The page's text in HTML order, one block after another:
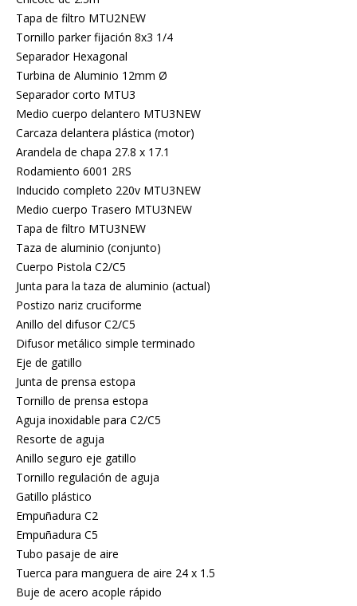
Tapa de filtro MTU2NEW
Tornillo parker fijación 8x3 1/4
Separador Hexagonal
Turbina de Aluminio 12mm Ø
Separador corto MTU3
Medio cuerpo delantero MTU3NEW
Carcaza delantera plástica (motor)
Arandela de chapa 27.8 x 17.1
Rodamiento 6001 2RS
Inducido completo 220v MTU3NEW
Medio cuerpo Trasero MTU3NEW
Tapa de filtro MTU3NEW
Taza de aluminio (conjunto)
Cuerpo Pistola C2/C5
Junta para la taza de aluminio (actual)
Postizo nariz cruciforme
Anillo del difusor C2/C5
Difusor metálico simple terminado
Eje de gatillo
Junta de prensa estopa
Tornillo de prensa estopa
Aguja inoxidable para C2/C5
Resorte de aguja
Anillo seguro eje gatillo
Tornillo regulación de aguja
Gatillo plástico
Empuñadura C2
Empuñadura C5
Tubo pasaje de aire
Tuerca para manguera de aire 24 x 1.5
Buje de acero acople rápido